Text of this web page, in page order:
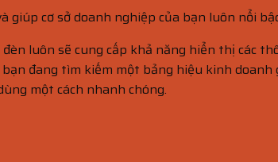
cơ sở doanh nghiệp của bạn luôn nổi
luôn sẽ cung cấp khả năng hiển thị các
đang tìm kiếm một bảng hiệu kinh
một cách nhanh chóng.